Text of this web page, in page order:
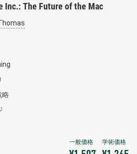
Inc.: The Future of the Mac
略